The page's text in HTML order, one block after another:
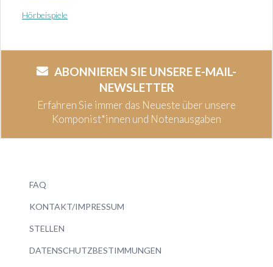
Hörbeispiele
ABONNIEREN SIE UNSERE E-MAIL-
NEWSLETTER
Erfahren Sie immer das Neueste über unsere
Komponist*innen und Notenausgaben
FAQ
KONTAKT/IMPRESSUM
STELLEN
DATENSCHUTZBESTIMMUNGEN